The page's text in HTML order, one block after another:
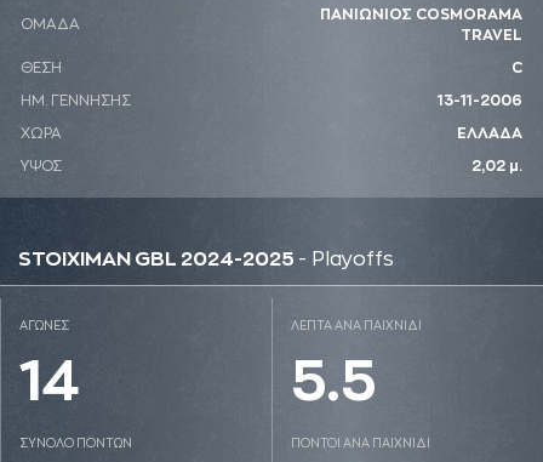
ΟΜΑΔΑ
ΠΑΝΙΩΝΙΟΣ COSMORAMA
TRAVEL
ΘΕΣΗ C
ΗΜ. ΓΕΝΝΗΣΗΣ 13-11-2006
ΧΩΡΑ ΕΛΛΑΔΑ
ΥΨΟΣ 2,02 μ.
STOIXIMAN GBL 2024-2025 - Playoffs
ΑΓΩΝΕΣ
14
ΛΕΠΤΑ ΑΝΑ ΠΑΙΧΝΙΔΙ
5.5
ΣΥΝΟΛΟ ΠΟΝΤΩΝ ΠΟΝΤΟΙ ΑΝΑ ΠΑΙΧΝΙΔΙ